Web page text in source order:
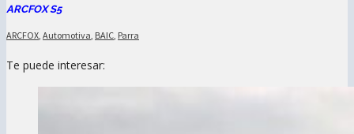
ARCFOX S5
ARCFOX Automotiva BAIC Parra
Te puede interesar: